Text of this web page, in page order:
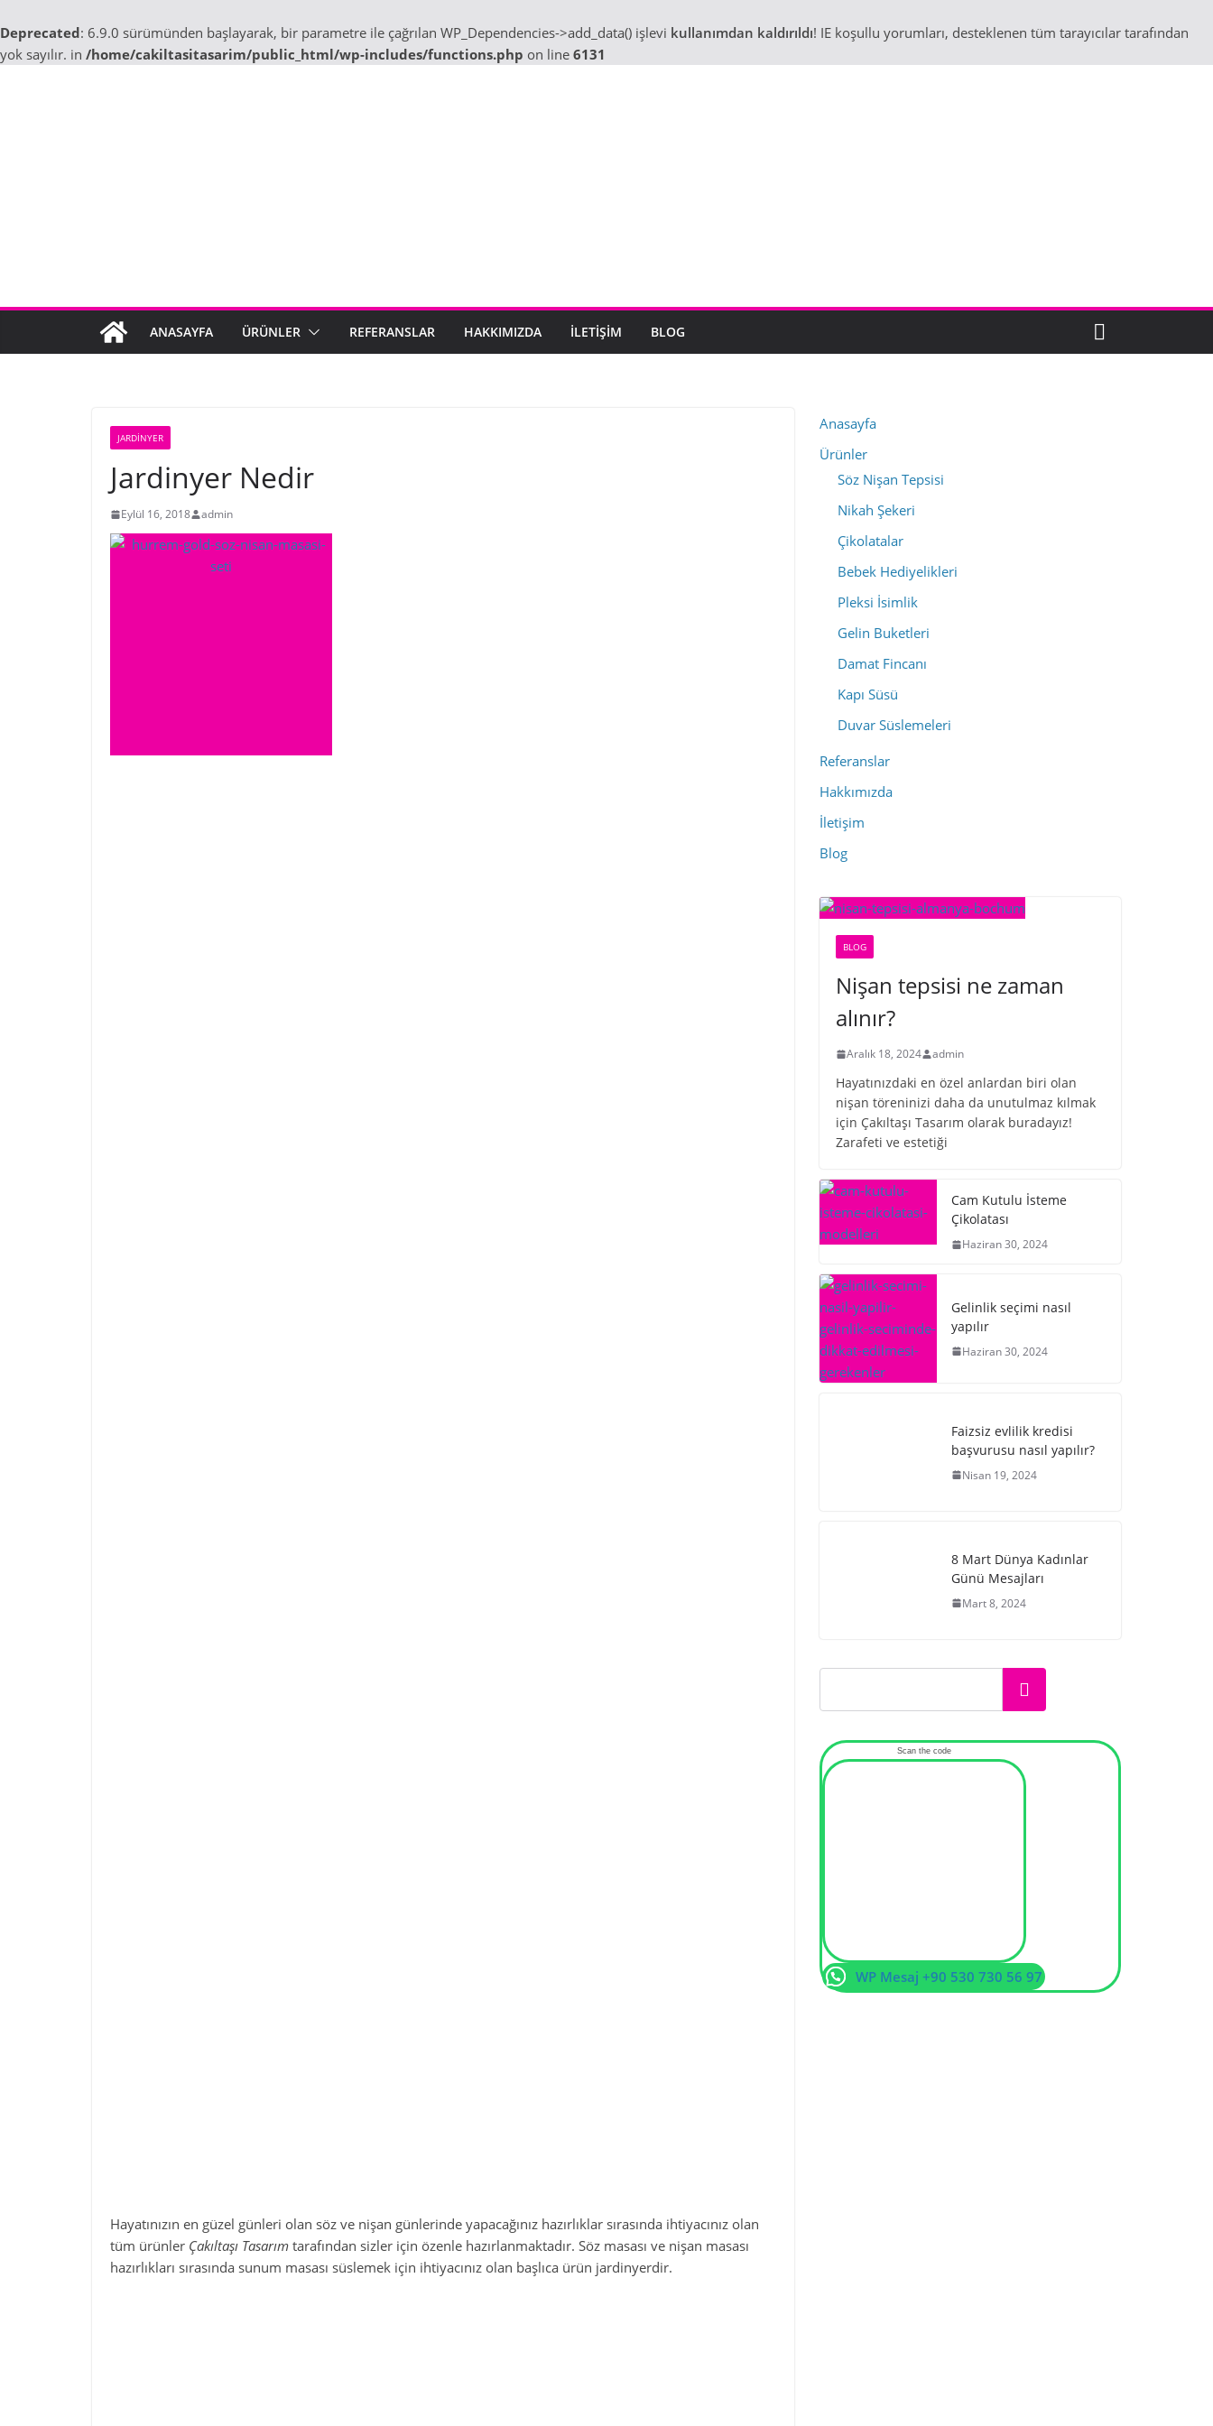
Deprecated: 6.9.0 sürümünden başlayarak, bir parametre ile çağrılan WP_Dependencies->add_data() işlevi kullanımdan kaldırıldı! IE koşullu yorumları, desteklenen tüm tarayıcılar tarafından
yok sayılır. in /home/cakiltasitasarim/public_html/wp-includes/functions.php on line 6131
ANASAYFA ÜRÜNLER REFERANSLAR HAKKIMIZDA İLETIŞIM BLOG
JARDINYER
Jardinyer Nedir
Eylül 16, 2018 admin
Hayatınızın en güzel günleri olan söz ve nişan günlerinde yapacağınız hazırlıklar sırasında ihtiyacınız olan
tüm ürünler Çakıltaşı Tasarım tarafından sizler için özenle hazırlanmaktadır. Söz masası ve nişan masası
hazırlıkları sırasında sunum masası süslemek için ihtiyacınız olan başlıca ürün jardinyerdir.
Anasayfa
Ürünler
Söz Nişan Tepsisi
Nikah Şekeri
Çikolatalar
Bebek Hediyelikleri
Pleksi İsimlik
Gelin Buketleri
Damat Fincanı
Kapı Süsü
Duvar Süslemeleri
Referanslar
Hakkımızda
İletişim
Blog
BLOG
Nişan tepsisi ne zaman
alınır?
Aralık 18, 2024 admin
Hayatınızdaki en özel anlardan biri olan
nişan töreninizi daha da unutulmaz kılmak
için Çakıltaşı Tasarım olarak buradayız!
Zarafeti ve estetiği
Cam Kutulu İsteme
Çikolatası
Haziran 30, 2024
Gelinlik seçimi nasıl
yapılır
Haziran 30, 2024
Faizsiz evlilik kredisi
başvurusu nasıl yapılır?
Nisan 19, 2024
8 Mart Dünya Kadınlar
Günü Mesajları
Mart 8, 2024
Ara
Scan the code
WP Mesaj +90 530 730 56 97